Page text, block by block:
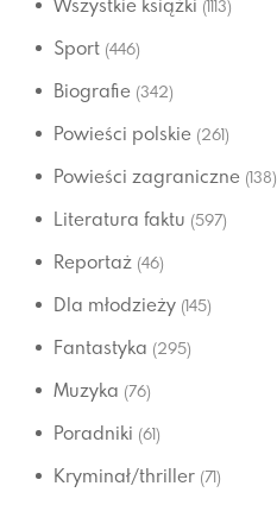
Wszystkie książki (1113)
Sport (446)
Biografie (342)
Powieści polskie (261)
Powieści zagraniczne (138)
Literatura faktu (597)
Reportaż (46)
Dla młodzieży (145)
Fantastyka (295)
Muzyka (76)
Poradniki (61)
Kryminał/thriller (71)